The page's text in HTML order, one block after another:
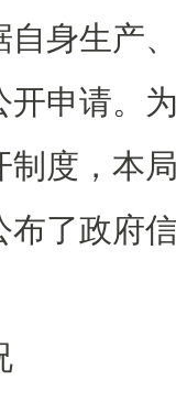
自身生产
申请。
度，本
布了政府